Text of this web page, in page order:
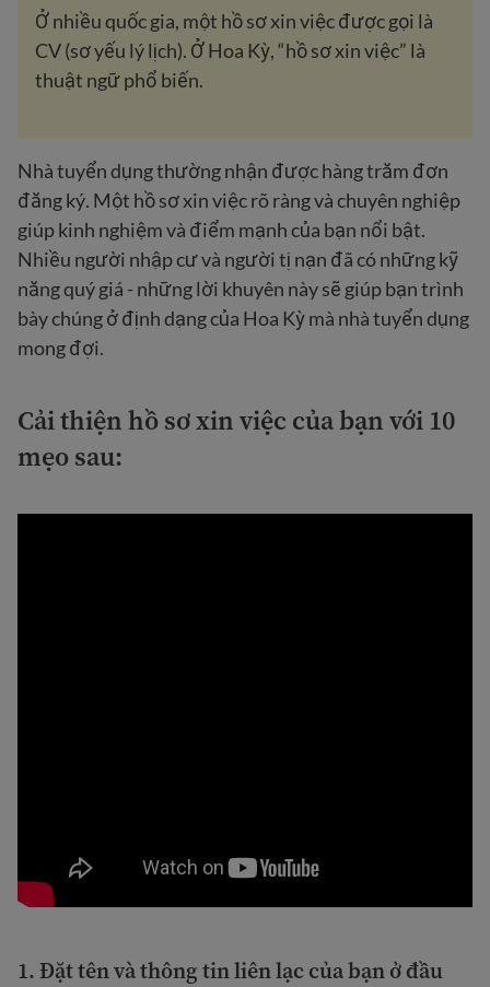
Ở nhiều quốc gia, một hồ sơ xin việc được gọi là
CV (sơ yếu lý lịch). Ở Hoa Kỳ, “hồ sơ xin việc” là
thuật ngữ phổ biến.
Nhà tuyển dụng thường nhận được hàng trăm đơn
đăng ký. Một hồ sơ xin việc rõ ràng và chuyên nghiệp
giúp kinh nghiệm và điểm mạnh của bạn nổi bật.
Nhiều người nhập cư và người tị nạn đã có những kỹ
năng quý giá - những lời khuyên này sẽ giúp bạn trình
bày chúng ở định dạng của Hoa Kỳ mà nhà tuyển dụng
mong đợi.
Cải thiện hồ sơ xin việc của bạn với 10
mẹo sau:
1. Đặt tên và thông tin liên lạc của bạn ở đầu